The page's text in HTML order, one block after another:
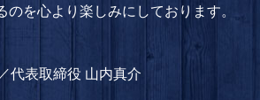
を心より楽しみにしております。
代表取締役 山内真介